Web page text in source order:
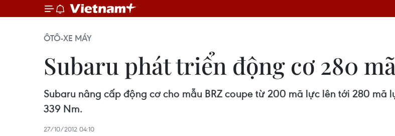
ÔTÔ-XE MÁY
Subaru phát triển động cơ 280
Subaru nâng cấp động cơ cho mẫu BRZ coupe từ 200 mã lực lên tới 280
339 Nm.
27/10/2012 04:10